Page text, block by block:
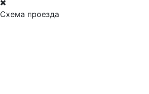
Схема проезда